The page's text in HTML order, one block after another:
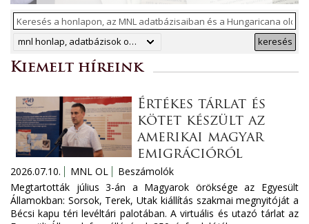
mnl honlap, adatbázisok online, hungaricana keresés
Kiemelt híreink
Értékes tárlat és
kötet készült az
amerikai magyar
emigrációról
2026.07.10. MNL OL
Beszámolók
Megtartották július 3-án a Magyarok öröksége az Egyesült
Államokban: Sorsok, Terek, Utak kiállítás szakmai megnyitóját a
Bécsi kapu téri levéltári palotában. A virtuális és utazó tárlat az